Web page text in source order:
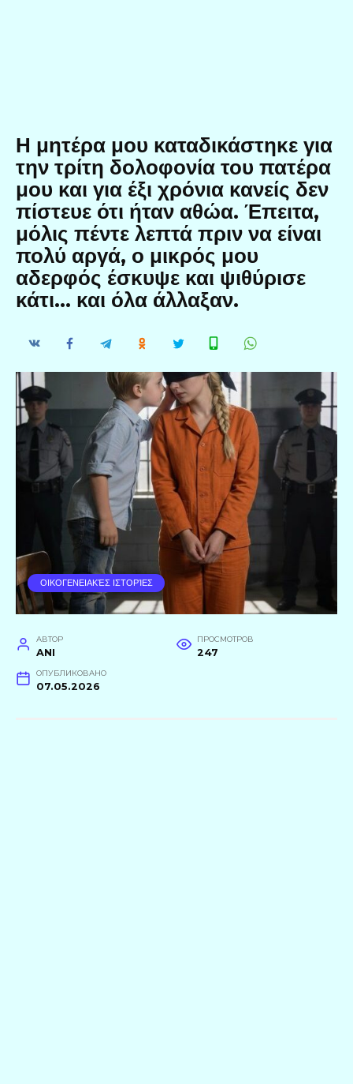
Η μητέρα μου καταδικάστηκε για
την τρίτη δολοφονία του πατέρα
μου και για έξι χρόνια κανείς δεν
πίστευε ότι ήταν αθώα. Έπειτα,
μόλις πέντε λεπτά πριν να είναι
πολύ αργά, ο μικρός μου
αδερφός έσκυψε και ψιθύρισε
κάτι… και όλα άλλαξαν.
ΟΙΚΟΓΕΝΕΙΑΚΈΣ ΙΣΤΟΡΊΕΣ
АВТОР
ANI
ПРОСМОТРОВ
247
ОПУБЛИКОВАНО
07.05.2026